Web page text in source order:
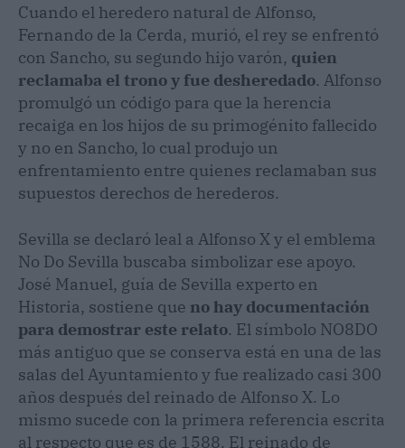
Cuando el heredero natural de Alfonso,
Fernando de la Cerda, murió, el rey se enfrentó
con Sancho, su segundo hijo varón, quien
reclamaba el trono y fue desheredado. Alfonso
promulgó un código para que la herencia
recaiga en los hijos de su primogénito fallecido
y no en Sancho, lo cual produjo un
enfrentamiento entre quienes reclamaban sus
supuestos derechos de herederos.
Sevilla se declaró leal a Alfonso X y el emblema
No Do Sevilla buscaba simbolizar ese apoyo.
José Manuel, guía de Sevilla experto en
Historia, sostiene que no hay documentación
para demostrar este relato. El símbolo NO8DO
más antiguo que se conserva está en una de las
salas del Ayuntamiento y fue realizado casi 300
años después del reinado de Alfonso X. Lo
mismo sucede con la primera referencia escrita
al respecto que es de 1588. El reinado de